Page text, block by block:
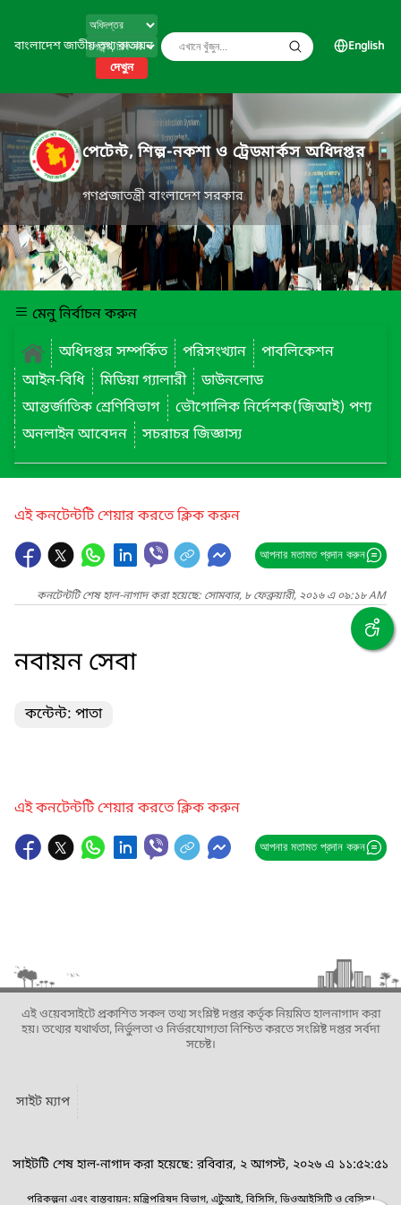
বাংলাদেশ জাতীয় তথ্য বাতায়ন
দেখুন
English
পেটেন্ট, শিল্প-নকশা ও ট্রেডমার্কস অধিদপ্তর
গণপ্রজাতন্ত্রী বাংলাদেশ সরকার
মেনু নির্বাচন করুন
অধিদপ্তর সম্পর্কিত
পরিসংখ্যান
পাবলিকেশন
আইন-বিধি
মিডিয়া গ্যালারী
ডাউনলোড
আন্তর্জাতিক শ্রেণিবিভাগ
ভৌগোলিক নির্দেশক(জিআই) পণ্য
অনলাইন আবেদন
সচরাচর জিজ্ঞাস্য
এই কনটেন্টটি শেয়ার করতে ক্লিক করুন
আপনার মতামত প্রদান করুন
কনটেন্টটি শেষ হাল-নাগাদ করা হয়েছে: সোমবার, ৮ ফেব্রুয়ারী, ২০১৬ এ ০৯:১৮ AM
নবায়ন সেবা
কন্টেন্ট: পাতা
এই কনটেন্টটি শেয়ার করতে ক্লিক করুন
আপনার মতামত প্রদান করুন
এই ওয়েবসাইটে প্রকাশিত সকল তথ্য সংশ্লিষ্ট দপ্তর কর্তৃক নিয়মিত হালনাগাদ করা
হয়। তথ্যের যথার্থতা, নির্ভুলতা ও নির্ভরযোগ্যতা নিশ্চিত করতে সংশ্লিষ্ট দপ্তর সর্বদা
সচেষ্ট।
সাইট ম্যাপ
সাইটটি শেষ হাল-নাগাদ করা হয়েছে: রবিবার, ২ আগস্ট, ২০২৬ এ ১১:৫২:৫১
পরিকল্পনা এবং বাস্তবায়ন: মন্ত্রিপরিষদ বিভাগ, এটুআই, বিসিসি, ডিওআইসিটি ও বেসিস।